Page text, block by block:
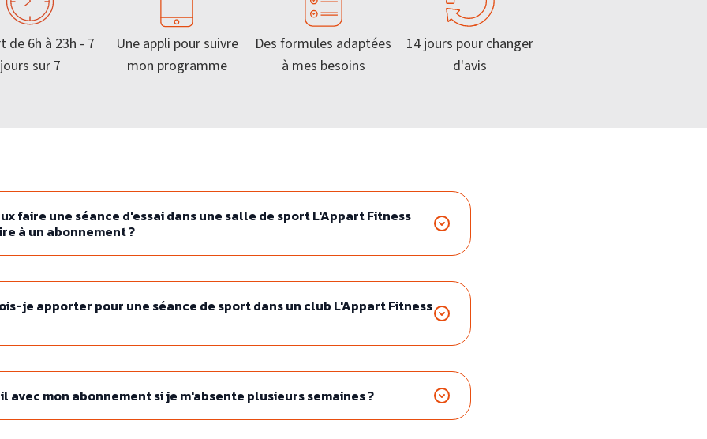
TIVÉ
S
PLATEAU MUSCU-CARDIO
COURS COLLECTIFS
SMALL GROUP
BLOG
DEVENIR FRANCHISÉ L’APPART FITNESS
de 6h à 23h - 7
jours sur 7
Une appli pour suivre
mon programme
Des formules adaptées
à mes besoins
14 jours pour changer
d'avis
faire une séance d'essai dans une salle de sport L'Appart Fitness
à un abonnement ?
je apporter pour une séance de sport dans un club L'Appart Fitness
avec mon abonnement si je m'absente plusieurs semaines ?